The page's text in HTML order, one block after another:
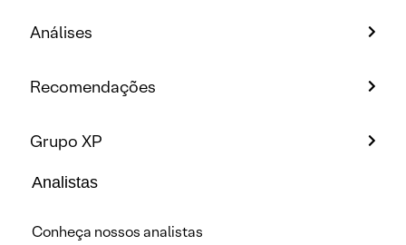
Análises
Recomendações
Grupo XP
Analistas
Conheça nossos analistas